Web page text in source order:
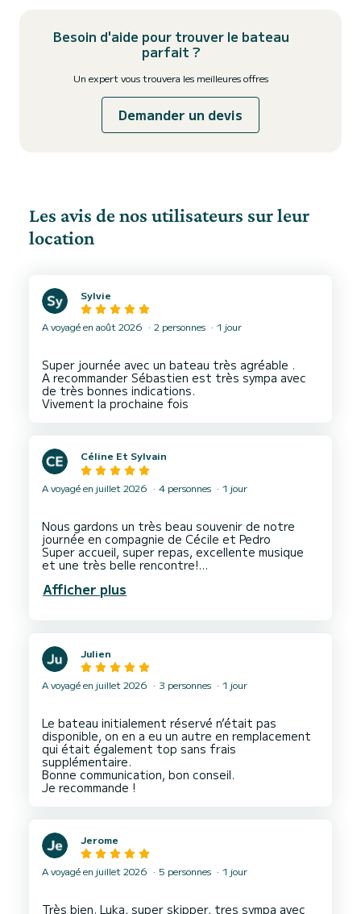
Besoin d'aide pour trouver le bateau
parfait ?
Un expert vous trouvera les meilleures offres
Demander un devis
Les avis de nos utilisateurs sur leur
location
Sylvie
A voyagé en août 2026 2 personnes 1 jour
Super journée avec un bateau très agréable .
A recommander Sébastien est très sympa avec
de très bonnes indications.
Céline Et Sylvain
A voyagé en juillet 2026 4 personnes 1 jour
Nous gardons un très beau souvenir de notre
journée en compagnie de Cécile et Pedro
Super accueil, super repas, excellente musique
et une très belle rencontre!
participer à la navigation.
Faites nous signe si vous venez déguster une
Afficher plus
Julien
A voyagé en juillet 2026 3 personnes 1 jour
Le bateau initialement réservé n’était pas
disponible, on en a eu un autre en remplacement
qui était également top sans frais
supplémentaire.
Bonne communication, bon conseil.
Jerome
A voyagé en juillet 2026 5 personnes 1 jour
Très bien. Luka, super skipper, tres sympa avec